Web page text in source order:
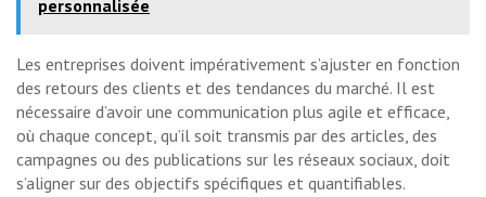
personnalisée
Les entreprises doivent impérativement s’ajuster en fonction
des retours des clients et des tendances du marché. Il est
nécessaire d’avoir une communication plus agile et efficace,
où chaque concept, qu’il soit transmis par des articles, des
campagnes ou des publications sur les réseaux sociaux, doit
s’aligner sur des objectifs spécifiques et quantifiables.